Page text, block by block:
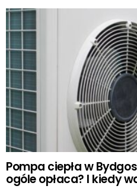
Pompa ciepła w
ogóle opłaca? I kiedy